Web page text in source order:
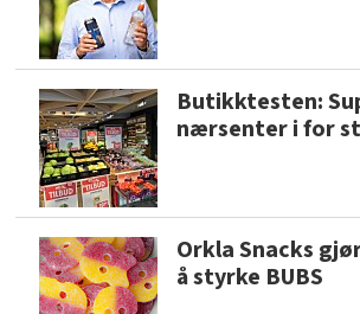
Butikktesten:
nærsenter i for
Orkla Snacks
å styrke BUBS